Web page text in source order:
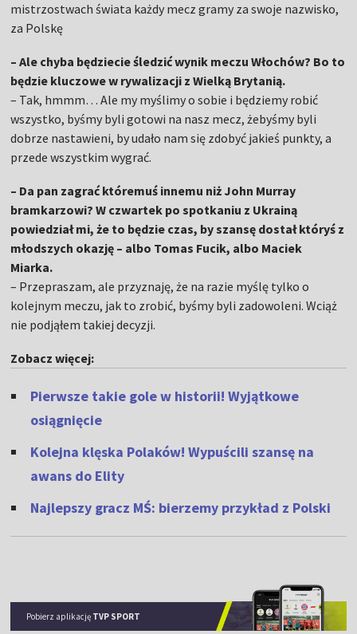
mistrzostwach świata każdy mecz gramy za swoje nazwisko,
za Polskę
– Ale chyba będziecie śledzić wynik meczu Włochów? Bo to
będzie kluczowe w rywalizacji z Wielką Brytanią.
– Tak, hmmm… Ale my myślimy o sobie i będziemy robić
wszystko, byśmy byli gotowi na nasz mecz, żebyśmy byli
dobrze nastawieni, by udało nam się zdobyć jakieś punkty, a
przede wszystkim wygrać.
– Da pan zagrać któremuś innemu niż John Murray
bramkarzowi? W czwartek po spotkaniu z Ukrainą
powiedział mi, że to będzie czas, by szansę dostał któryś z
młodszych okazję – albo Tomas Fucik, albo Maciek
Miarka.
– Przepraszam, ale przyznaję, że na razie myślę tylko o
kolejnym meczu, jak to zrobić, byśmy byli zadowoleni. Wciąż
nie podjąłem takiej decyzji.
Zobacz więcej:
Pierwsze takie gole w historii! Wyjątkowe
osiągnięcie
Kolejna klęska Polaków! Wypuścili szansę na
awans do Elity
Najlepszy gracz MŚ: bierzemy przykład z Polski
Pobierz aplikację TVP SPORT